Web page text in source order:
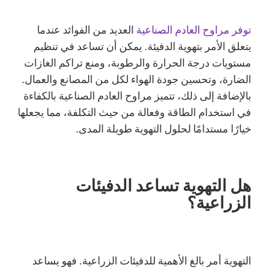
توفر مراوح العادم الصناعية العديد من الفوائد عندما
يتعلق الأمر بتهوية الدفيئة. يمكن أن تساعد في تنظيم
مستويات درجة الحرارة والرطوبة، ومنع تراكم الغازات
الضارة، وتحسين جودة الهواء لكل من المصانع والعمال.
بالإضافة إلى ذلك، تتميز مراوح العادم الصناعية بالكفاءة
في استخدام الطاقة وفعالة من حيث التكلفة، مما يجعلها
خيارًا مستدامًا لحلول التهوية طويلة المدى.
هل التهوية تساعد الدفيئات
الزراعية؟
التهوية أمر بالغ الأهمية للدفيئات الزراعية. فهو يساعد